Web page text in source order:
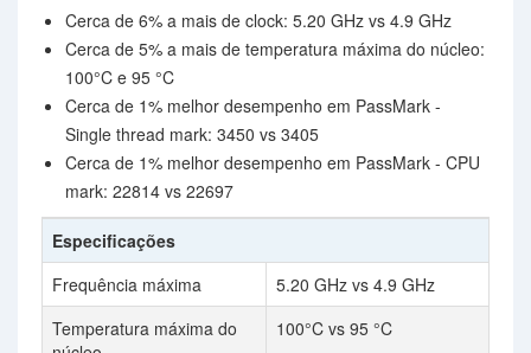
Cerca de 6% a mais de clock: 5.20 GHz vs 4.9 GHz
Cerca de 5% a mais de temperatura máxima do núcleo:
100°C e 95 °C
Cerca de 1% melhor desempenho em PassMark -
Single thread mark: 3450 vs 3405
Cerca de 1% melhor desempenho em PassMark - CPU
mark: 22814 vs 22697
Especificações
Frequência máxima
5.20 GHz vs 4.9 GHz
Temperatura máxima do
100°C vs 95 °C